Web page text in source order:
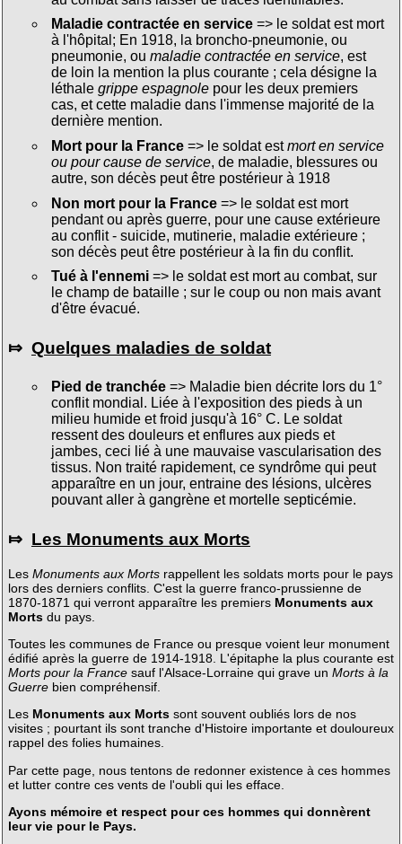
Maladie contractée en service=> le soldat est mort
à l'hôpital; En 1918, la broncho-pneumonie, ou
pneumonie, ou maladie contractée en service, est
de loin la mention la plus courante ; cela désigne la
léthale grippe espagnolepour les deux premiers
cas, et cette maladie dans l'immense majorité de la
dernière mention.
Mort pour la France=> le soldat estmort en service
ou pour cause de service, de maladie, blessures ou
autre, son décès peut être postérieur à 1918
Non mort pour la France=> le soldat est mort
pendant ou après guerre, pour une cause extérieure
au conflit - suicide, mutinerie, maladie extérieure ;
son décès peut être postérieur à la fin du conflit.
Tué à l'ennemi=> le soldat est mort au combat, sur
le champ de bataille ; sur le coup ou non mais avant
d'être évacué.
⤇ Quelques maladies de soldat
Pied de tranchée=> Maladie bien décrite lors du 1°
conflit mondial. Liée à l'exposition des pieds à un
milieu humide et froid jusqu'à 16° C. Le soldat
ressent des douleurs et enflures aux pieds et
jambes, ceci lié à une mauvaise vascularisation des
tissus. Non traité rapidement, ce syndrôme qui peut
apparaître en un jour, entraine des lésions, ulcères
pouvant aller à gangrène et mortelle septicémie.
⤇ Les Monuments aux Morts
Les Monuments aux Mortsrappellent les soldats morts pour le pays
lors des derniers conflits. C'est la guerre franco-prussienne de
1870-1871 qui verront apparaître les premiers Monuments aux
Mortsdu pays.
Toutes les communes de France ou presque voient leur monument
édifié après la guerre de 1914-1918. L'épitaphe la plus courante est
Morts pour la Francesauf l'Alsace-Lorraine qui grave un Morts à la
Guerrebien compréhensif.
Les Monuments aux Mortssont souvent oubliés lors de nos
visites ; pourtant ils sont tranche d'Histoire importante et douloureux
rappel des folies humaines.
Par cette page, nous tentons de redonner existence à ces hommes
et lutter contre ces vents de l'oubli qui les efface.
Ayons mémoire et respect pour ces hommes qui donnèrent
leur vie pour le Pays.